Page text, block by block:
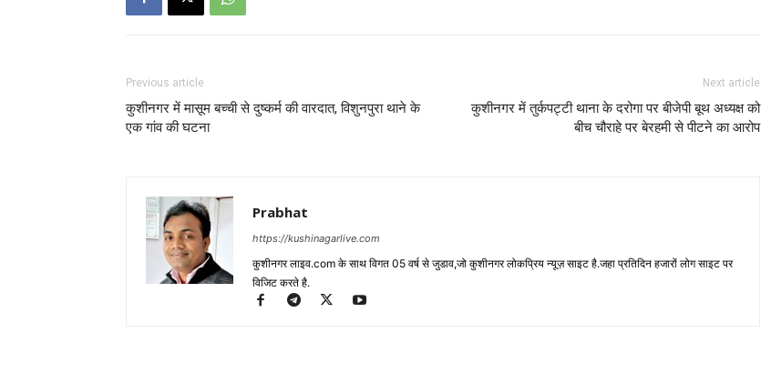
Previous article
कुशीनगर में मासूम बच्ची से दुष्कर्म की वारदात, विशुनपुरा थाने के
एक गांव की घटना
Next article
कुशीनगर में तुर्कपट्टी थाना के दरोगा पर बीजेपी बूथ अध्यक्ष को
बीच चौराहे पर बेरहमी से पीटने का आरोप
Prabhat
https://kushinagarlive.com
कुशीनगर लाइव.com के साथ विगत 05 वर्ष से जुडाव,जो कुशीनगर लोकप्रिय न्यूज़ साइट है.जहा प्रतिदिन हजारों लोग साइट पर
विजिट करते है.